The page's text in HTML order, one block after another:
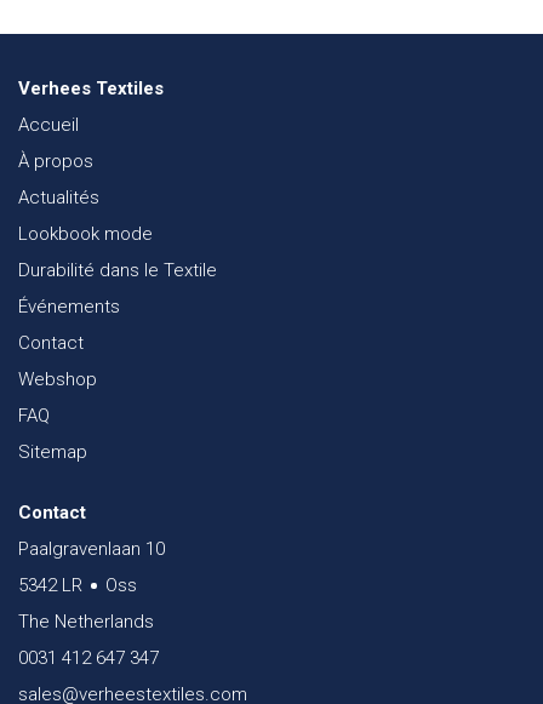
Verhees Textiles
Accueil
À propos
Actualités
Lookbook mode
Durabilité dans le Textile
Événements
Contact
Webshop
FAQ
Sitemap
Contact
Paalgravenlaan 10
5342 LR
Oss
The Netherlands
0031 412 647 347
sales@verheestextiles.com